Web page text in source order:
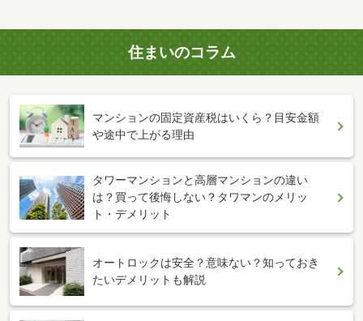
住まいのコラム
マンションの固定資産税はいくら？目安金額
や途中で上がる理由
タワーマンションと高層マンションの違い
は？買って後悔しない？タワマンのメリッ
ト・デメリット
オートロックは安全？意味ない？知っておき
たいデメリットも解説